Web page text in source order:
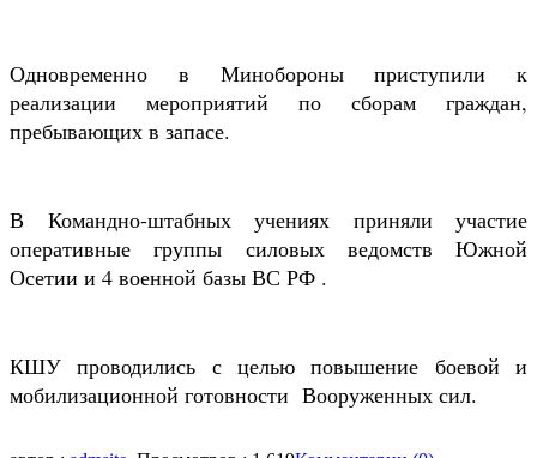
Одновременно в Минобороны приступили к
реализации мероприятий по сборам граждан,
пребывающих в запасе.
В Командно-штабных учениях приняли участие
оперативные группы силовых ведомств Южной
Осетии и 4 военной базы ВС РФ .
КШУ проводились с целью повышение боевой и
мобилизационной готовности Вооруженных сил.